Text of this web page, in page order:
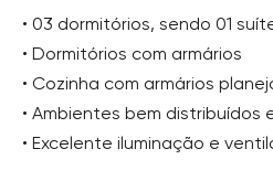
• 03 dormitórios, sendo 01
• Dormitórios com armários
• Cozinha com armários
• Ambientes bem distribuídos
• Excelente iluminação e